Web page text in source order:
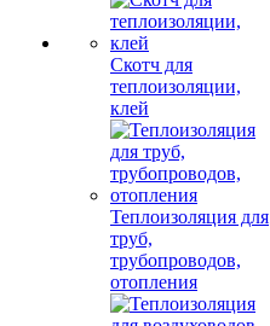
Скотч для
теплоизоляции,
клей
Теплоизоляция для
труб,
трубопроводов,
отопления